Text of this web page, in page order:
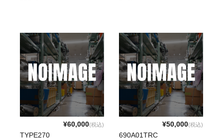
¥60,000(税込)
TYPE270
¥50,000(税込)
690A01TRC